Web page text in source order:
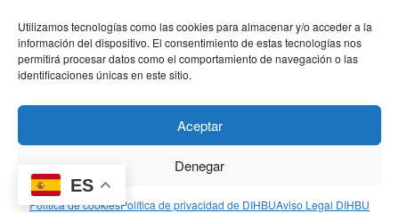
Utilizamos tecnologías como las cookies para almacenar y/o acceder a la
información del dispositivo. El consentimiento de estas tecnologías nos
permitirá procesar datos como el comportamiento de navegación o las
identificaciones únicas en este sitio.
Aceptar
Denegar
Política de cookiesPolítica de privacidad de DIHBUAviso Legal DIHBU
Powered byModern Events Calendar
Política de privacidad | Aviso Legal|Política de cookies|DNSH|Trabaja con
nosotros
HOME
ES